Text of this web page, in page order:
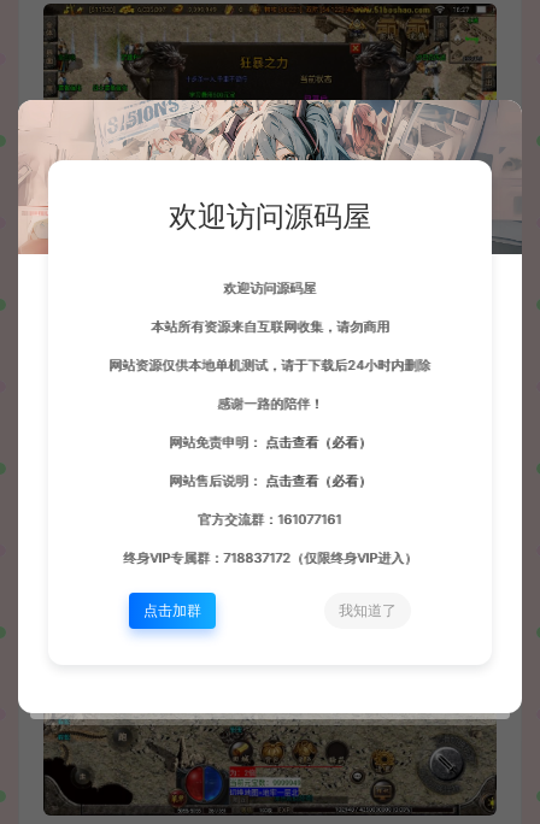
欢迎访问源码屋
欢迎访问源码屋
本站所有资源来自互联网收集，请勿商用
网站资源仅供本地单机测试，请于下载后24小时内删除
感谢一路的陪伴！
网站免责申明： 点击查看（必看）
网站售后说明： 点击查看（必看）
官方交流群：161077161
终身VIP专属群：718837172（仅限终身VIP进入）
点击加群 我知道了